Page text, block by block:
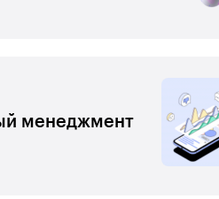
менеджмент